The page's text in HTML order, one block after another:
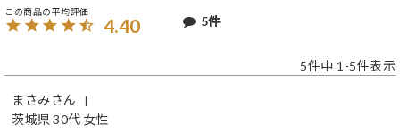
4.40 5
5件中 1 -5件表示
まさみ
茨城県30代 女性